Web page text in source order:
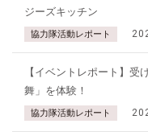
ジーズキッチン
協力隊活動レポート
【イベントレポート】受
舞」を体験！
協力隊活動レポート